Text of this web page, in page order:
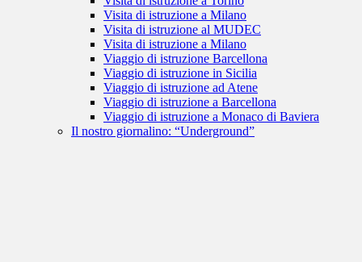
Visita di istruzione a Milano
Visita di istruzione al MUDEC
Visita di istruzione a Milano
Viaggio di istruzione Barcellona
Viaggio di istruzione in Sicilia
Viaggio di istruzione ad Atene
Viaggio di istruzione a Barcellona
Viaggio di istruzione a Monaco di Baviera
Il nostro giornalino: “Underground”